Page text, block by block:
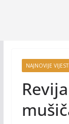
NAJNOVIJE VIJESTI